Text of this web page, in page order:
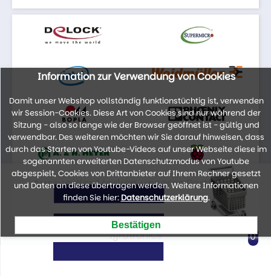
Auszug der Marken unseres Portfolios
lyratronics
Information zur Verwendung von Cookies
Damit unser Webshop vollständig funktionstüchtig ist, verwenden
wir Session-Cookies. Diese Art von Cookies sind nur während der
Sitzung - also so lange wie der Browser geöffnet ist - gültig und
verwendbar. Des weiteren möchten wir Sie darauf hinweisen, dass
durch das Starten von Youtube-Videos auf unser Webseite diese im
sogenannten erweiterten Datenschutzmodus von Youtube
abgespielt, Cookies von Drittanbieter auf Ihrem Rechner gesetzt
und Daten an diese übertragen werden. Weitere Informationen
finden Sie hier: Datenschutzerklärung.
0